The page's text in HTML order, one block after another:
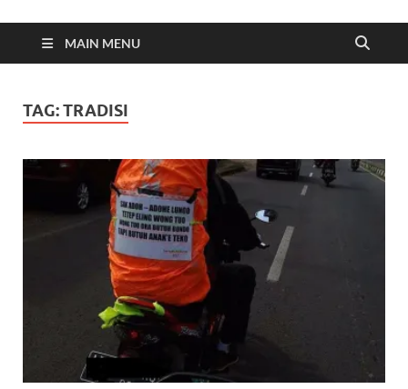
MAIN MENU
TAG:TRADISI